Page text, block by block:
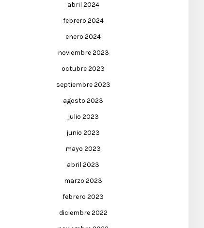
abril 2024
febrero 2024
enero 2024
noviembre 2023
octubre 2023
septiembre 2023
agosto 2023
julio 2023
junio 2023
mayo 2023
abril 2023
marzo 2023
febrero 2023
diciembre 2022